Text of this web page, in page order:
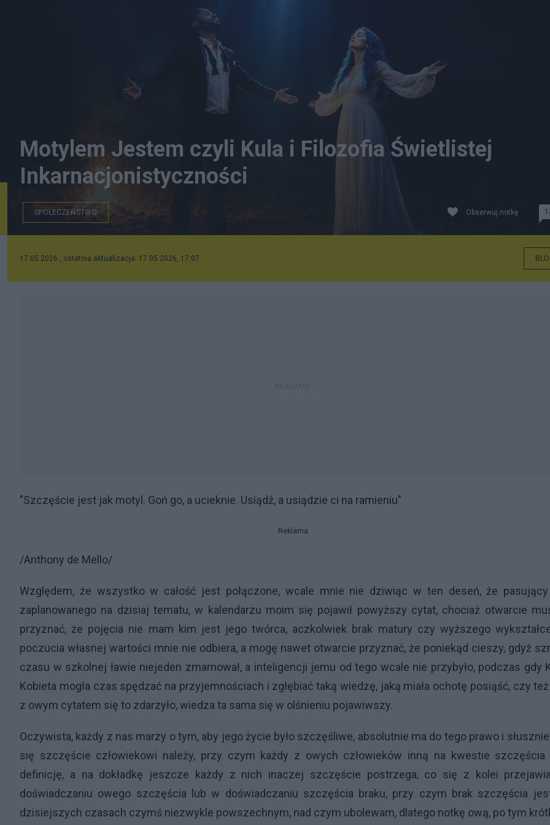
Motylem Jestem czyli Kula i Filozofia Świetlistej
Inkarnacjonistyczności
SPOŁECZEŃSTWO Obserwuj notkę
17.05.2026 , ostatnia aktualizacja: 17.05.2026, 17:07
"Szczęście jest jak motyl. Goń go, a ucieknie. Usiądź, a usiądzie ci na ramieniu"
Reklama
/Anthony de Mello/
Względem, że wszystko w całość jest połączone, wcale mnie nie dziwiąc w ten deseń, że
zaplanowanego na dzisiaj tematu, w kalendarzu moim się pojawił powyższy cytat, chociaż otwarcie
przyznać, że pojęcia nie mam kim jest jego twórca, aczkolwiek brak matury czy wyższego
poczucia własnej wartości mnie nie odbiera, a mogę nawet otwarcie przyznać, że poniekąd cieszy, gdyż
czasu w szkolnej ławie niejeden zmarnował, a inteligencji jemu od tego wcale nie przybyło, podczas gdy
Kobieta mogła czas spędzać na przyjemnościach i zgłębiać taką wiedzę, jaką miała ochotę posiąść, czy
z owym cytatem się to zdarzyło, wiedza ta sama się w olśnieniu pojawiwszy.
Oczywista, każdy z nas marzy o tym, aby jego życie było szczęśliwe, absolutnie ma do tego prawo i
się szczęście człowiekowi należy, przy czym każdy z owych człowieków inną na kwestie szczęścia
definicję, a na dokładkę jeszcze każdy z nich inaczej szczęście postrzega, co się z kolei
doświadczaniu owego szczęścia lub w doświadczaniu szczęścia braku, przy czym brak szczęścia
dzisiejszych czasach czymś niezwykle powszechnym, nad czym ubolewam, dlatego notkę ową, po tym